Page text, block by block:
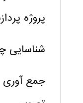
پروژه
شناسایی
جمع آوری